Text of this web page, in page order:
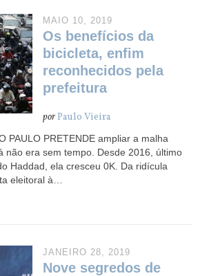
MAIO 10, 2019
Os benefícios da
bicicleta, enfim
reconhecidos pela
prefeitura
porPaulo Vieira
PAULO PRETENDE ampliar a malha
não era sem tempo. Desde 2016, último
Haddad, ela cresceu 0K. Da ridícula
eleitoral à…
JANEIRO 28, 2019
Nove segredos de